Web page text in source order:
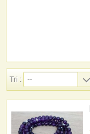
Tri : --